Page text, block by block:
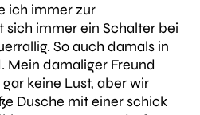
ich immer zur
sich immer ein Schalter bei
So auch damals in
Mein damaliger Freund
keine Lust, aber wir
Dusche mit einer schick